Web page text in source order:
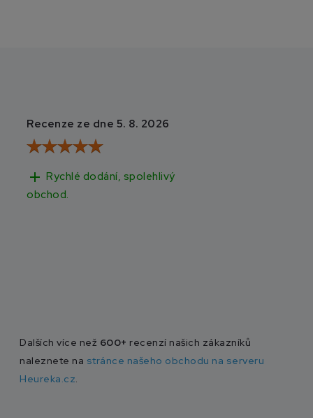
Recenze ze dne 5. 8. 2026
add Rychlé dodání, spolehlivý
obchod.
Dalších více než 600+ recenzí našich zákazníků
naleznete na stránce našeho obchodu na serveru
Heureka.cz.